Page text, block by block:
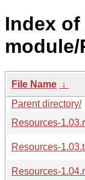
Index of
module/
File Name ↓
Parent directory/
Resources-
Resources-
Resources-